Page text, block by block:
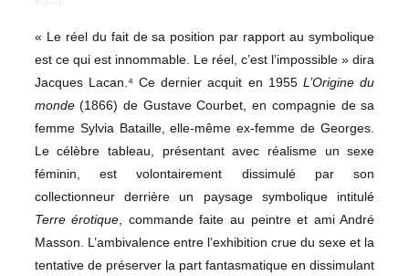
« Le réel du fait de sa position par rapport au symbolique
est ce qui est innommable. Le réel, c’est l’impossible » dira
Jacques Lacan.⁴ Ce dernier acquit en 1955L’Origine du
monde(1866) de Gustave Courbet, en compagnie de sa
femme Sylvia Bataille, elle-même ex-femme de Georges.
Le célèbre tableau, présentant avec réalisme un sexe
féminin, est volontairement dissimulé par son
collectionneur derrière un paysage symbolique intitulé
Terre érotique , commande faite au peintre et ami André
Masson. L’ambivalence entre l’exhibition crue du sexe et la
tentative de préserver la part fantasmatique en dissimulant